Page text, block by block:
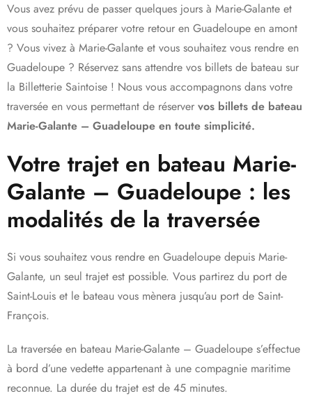
Vous avez prévu de passer quelques jours à Marie-Galante et
vous souhaitez préparer votre retour en Guadeloupe en amont
? Vous vivez à Marie-Galante et vous souhaitez vous rendre en
Guadeloupe ? Réservez sans attendre vos billets de bateau sur
la Billetterie Saintoise ! Nous vous accompagnons dans votre
traversée en vous permettant de réserver vos billets de bateau
Marie-Galante – Guadeloupe en toute simplicité.
Votre trajet en bateau Marie-
Galante – Guadeloupe : les
modalités de la traversée
Si vous souhaitez vous rendre en Guadeloupe depuis Marie-
Galante, un seul trajet est possible. Vous partirez du port de
Saint-Louis et le bateau vous mènera jusqu’au port de Saint-
François.
La traversée en bateau Marie-Galante – Guadeloupe s’effectue
à bord d’une vedette appartenant à une compagnie maritime
reconnue. La durée du trajet est de 45 minutes.